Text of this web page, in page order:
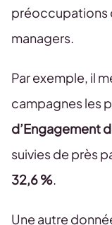
préoccupations
managers.
Par exemple, il
campagnes les
d’Engagement
suivies de près
32,6 %.
Une autre